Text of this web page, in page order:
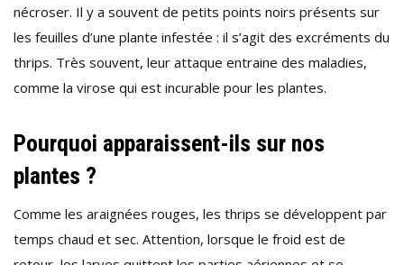
nécroser. Il y a souvent de petits points noirs présents sur
les feuilles d’une plante infestée : il s’agit des excréments du
thrips. Très souvent, leur attaque entraine des maladies,
comme la virose qui est incurable pour les plantes.
Pourquoi apparaissent-ils sur nos
plantes ?
Comme les araignées rouges, les thrips se développent par
temps chaud et sec. Attention, lorsque le froid est de